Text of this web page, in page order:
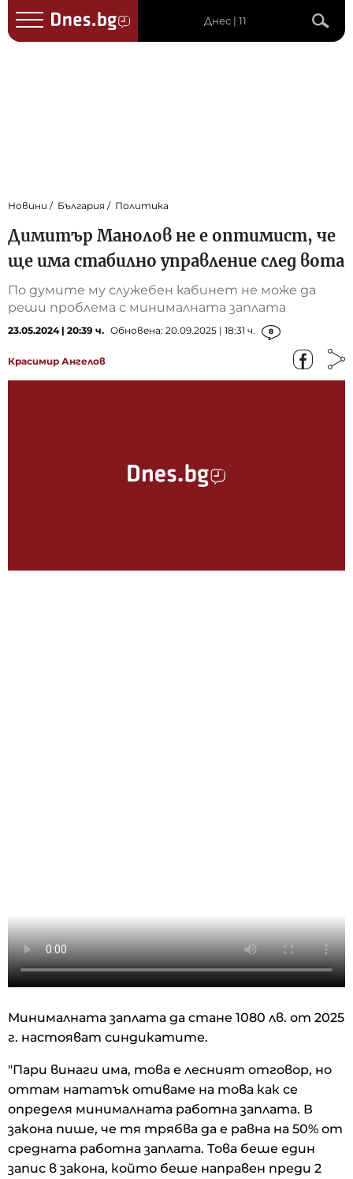
Днес | 11
Новини България Политика
Димитър Манолов не е оптимист, че
ще има стабилно управление след вота
По думите му служебен кабинет не може да
реши проблема с минималната заплата
23.05.2024 | 20:39 ч. Обновена: 20.09.2025 | 18:31 ч. 8
Красимир Ангелов
Минималната заплата да стане 1080 лв. от 2025
г. настояват синдикатите.
"Пари винаги има, това е лесният отговор, но
оттам нататък отиваме на това как се
определя минималната работна заплата. В
закона пише, че тя трябва да е равна на 50% от
средната работна заплата. Това беше един
запис в закона, който беше направен преди 2